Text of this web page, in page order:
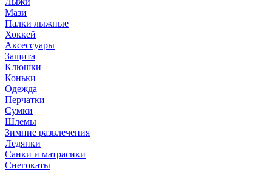
Мази
Палки лыжные
Хоккей
Аксессуары
Защита
Клюшки
Коньки
Одежда
Перчатки
Сумки
Шлемы
Зимние развлечения
Ледянки
Санки и матрасики
Снегокаты